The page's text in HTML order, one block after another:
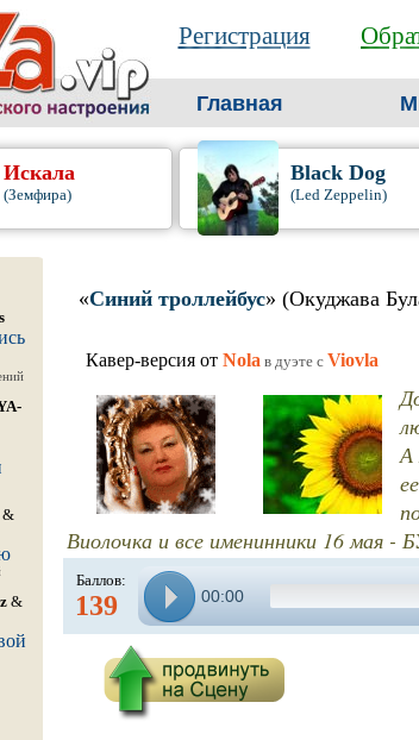
Регистрация
Главная
Искала
(Земфира)
Black Dog
(Led Zeppelin)
&
«Синий троллейбус» (Окуджава
Кавер-версия от Nolaв дуэте c Viovla
А
Виолочка и все именинники 16
Баллов:
139 00:00